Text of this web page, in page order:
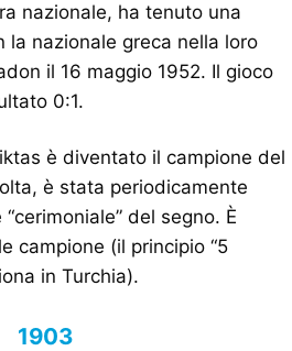
nazionale, ha tenuto una
la nazionale greca nella loro
il 16 maggio 1952. Il gioco
0:1.
è diventato il campione del
è stata periodicamente
del segno. È
campione (il principio “5
in Turchia).
1903